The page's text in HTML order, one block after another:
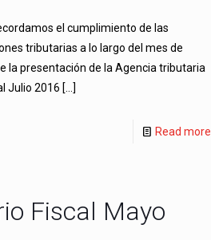
el cumplimiento de las
tributarias a lo largo del mes de
la presentación de la Agencia tributaria
Julio 2016 […]
Read more
Fiscal Mayo